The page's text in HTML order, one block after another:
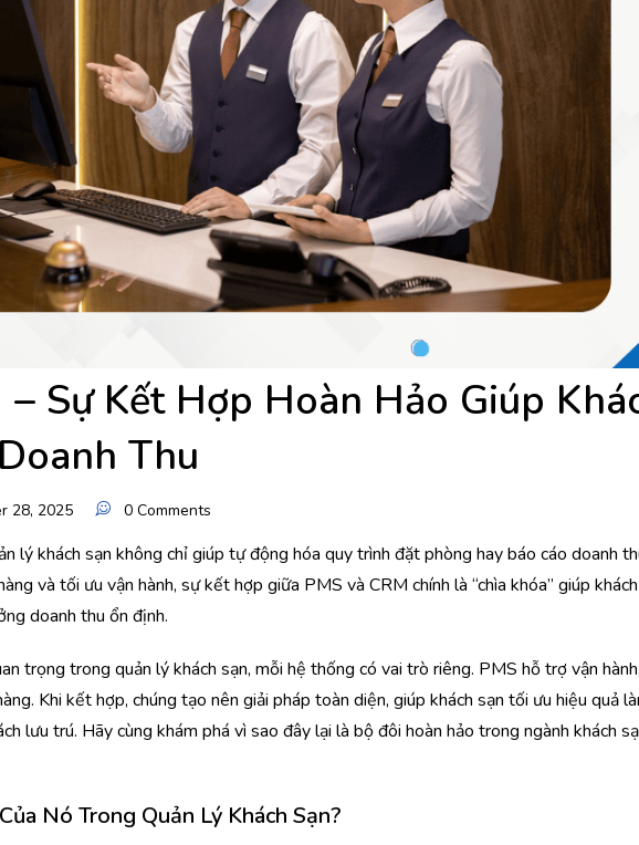
– Sự Kết Hợp Hoàn Hảo Giúp
Thu
28, 2025 0 Comments
lý khách sạn không chỉ giúp tự động hóa quy trình đặt phòng hay báo cáo doanh
và tối ưu vận hành, sự kết hợp giữa PMS và CRM chính là “chìa khóa” giúp
doanh thu ổn định.
trọng trong quản lý khách sạn, mỗi hệ thống có vai trò riêng. PMS hỗ trợ vận hành,
Khi kết hợp, chúng tạo nên giải pháp toàn diện, giúp khách sạn tối ưu hiệu quả
lưu trú. Hãy cùng khám phá vì sao đây lại là bộ đôi hoàn hảo trong ngành khách
Nó Trong Quản Lý Khách Sạn?